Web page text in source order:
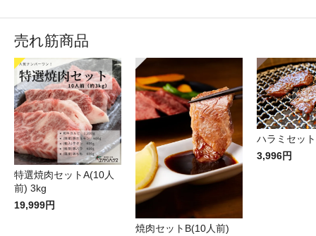
売れ筋商品
特選焼肉セットA(10人
前) 3kg
19,999円
焼肉セットB(10人前)
ハラミセッ
3,996円